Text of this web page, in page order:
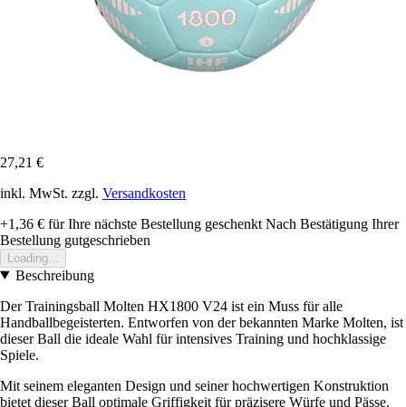
27,21 €
inkl. MwSt. zzgl. Versandkosten
+1,36 € für Ihre nächste Bestellung geschenkt Nach Bestätigung Ihrer
Bestellung gutgeschrieben
Loading...
Beschreibung
Der Trainingsball Molten HX1800 V24 ist ein Muss für alle
Handballbegeisterten. Entworfen von der bekannten Marke Molten, ist
dieser Ball die ideale Wahl für intensives Training und hochklassige
Spiele.
Mit seinem eleganten Design und seiner hochwertigen Konstruktion
bietet dieser Ball optimale Griffigkeit für präzisere Würfe und Pässe.